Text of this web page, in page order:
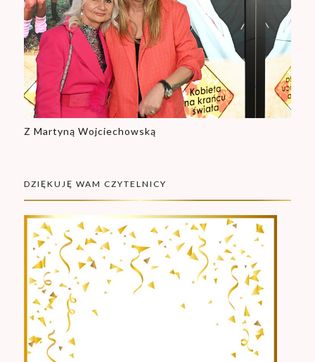
Z Martyną Wojciechowską
DZIĘKUJĘ WAM CZYTELNICY